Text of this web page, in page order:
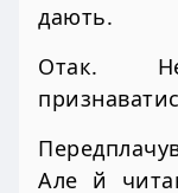
дають.
Отак.
Але й